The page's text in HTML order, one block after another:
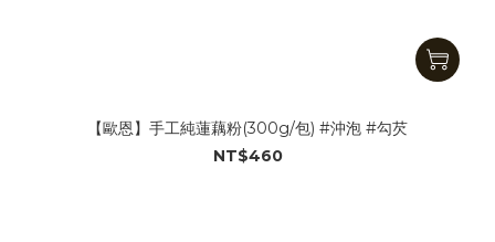
【歐恩】手工純蓮藕粉(300g/包) #沖泡 #勾芡
NT$460